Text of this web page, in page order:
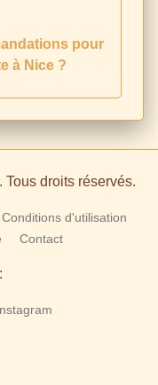
pour
à Nice ?
droits réservés.
Conditions d'utilisation
Contact